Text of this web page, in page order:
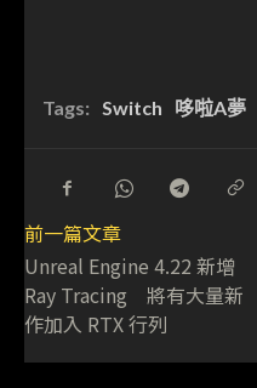
Tags: Switch 哆啦A夢
前一篇文章
Unreal Engine 4.22 新增
Ray Tracing 將有大量新
作加入 RTX 行列